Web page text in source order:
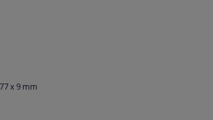
x 9 mm